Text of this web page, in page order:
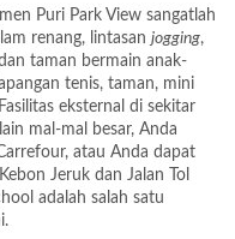
Puri Park View sangatlah
renang, lintasan jogging,
taman bermain anak-
tenis, taman, mini
eksternal di sekitar
mal-mal besar, Anda
atau Anda dapat
Jeruk dan Jalan Tol
adalah salah satu